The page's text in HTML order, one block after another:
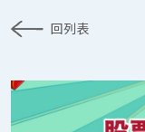
回列表